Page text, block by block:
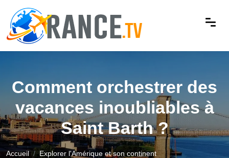
Comment orchestrer des
vacances inoubliables à
Saint Barth ?
Accueil
Explorer l'Amérique et son continent